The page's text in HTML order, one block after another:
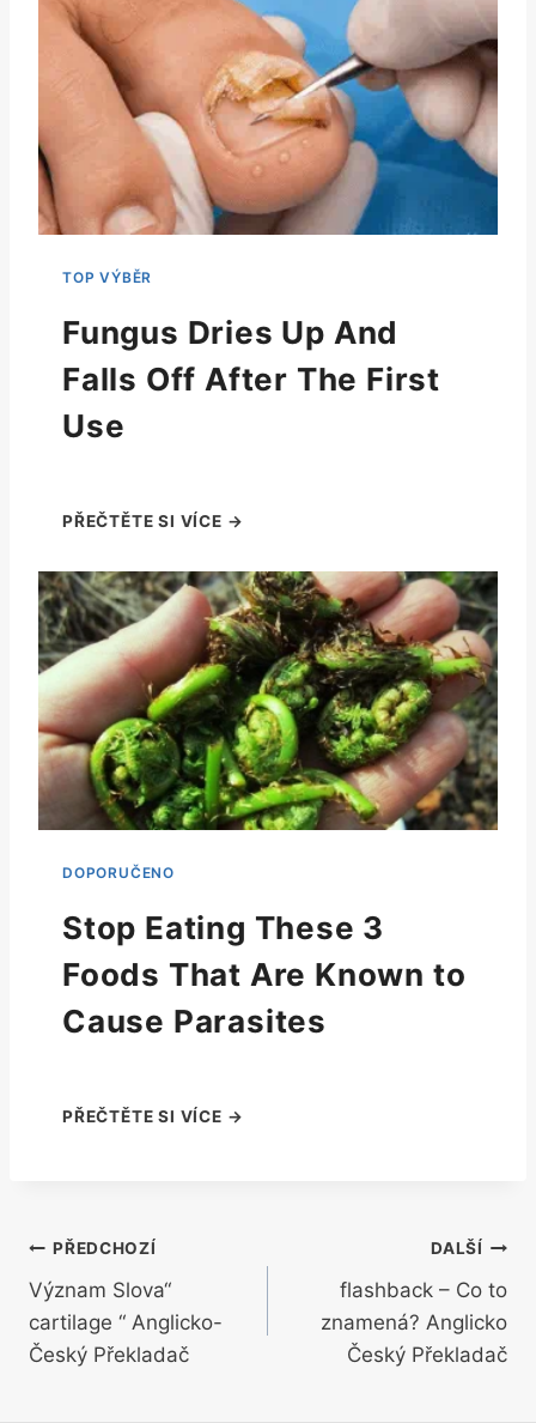
Fungus Dries Up And
Falls Off After The First
Use
Stop Eating These 3
Foods That Are Known to
Cause Parasites
Navigace
pro
příspěvek
PŘEDCHOZÍ
Význam Slova“
cartilage “ Anglicko-
Český Překladač
DALŠÍ
flashback – Co to
znamená? Anglicko
Český Překladač